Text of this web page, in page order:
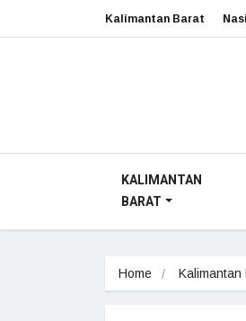
Kalimantan Barat
KALIMANTAN
BARAT
Home Kalimantan